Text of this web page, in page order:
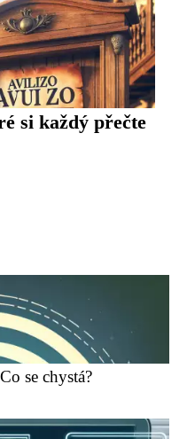
si každý přečte
se chystá?